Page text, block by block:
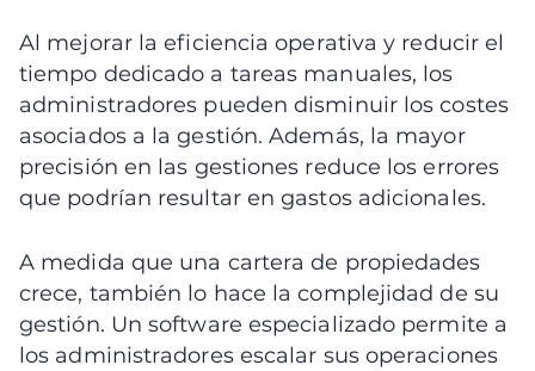
Al mejorar la eficiencia operativa y reducir el
tiempo dedicado a tareas manuales, los
administradores pueden disminuir los costes
asociados a la gestión. Además, la mayor
precisión en las gestiones reduce los errores
que podrían resultar en gastos adicionales.
A medida que una cartera de propiedades
crece, también lo hace la complejidad de su
gestión. Un software especializado permite a
los administradores escalar sus operaciones